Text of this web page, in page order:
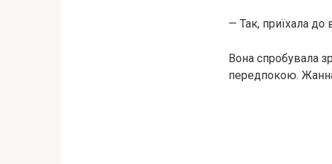
— Так, приїхала
Вона спробувала
передпокою.